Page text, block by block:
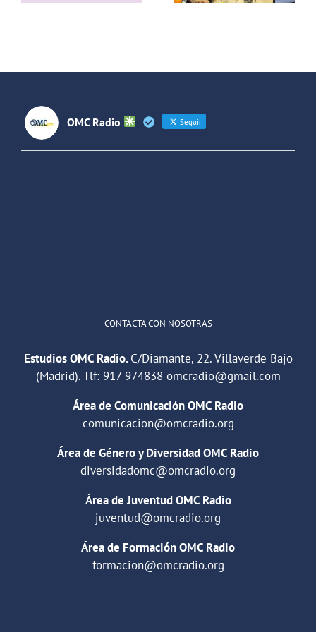
de
OMC Radio Seguir
CONTACTA CON NOSOTRAS
Estudios OMC Radio.C/Diamante, 22. Villaverde Bajo
(Madrid). Tlf: 917 974838 omcradio@gmail.com
Área de Comunicación OMC Radio
comunicacion@omcradio.org
Área de Género y Diversidad OMC Radio
diversidadomc@omcradio.org
Área de Juventud OMC Radio
juventud@omcradio.org
Área de Formación OMC Radio
formacion@omcradio.org